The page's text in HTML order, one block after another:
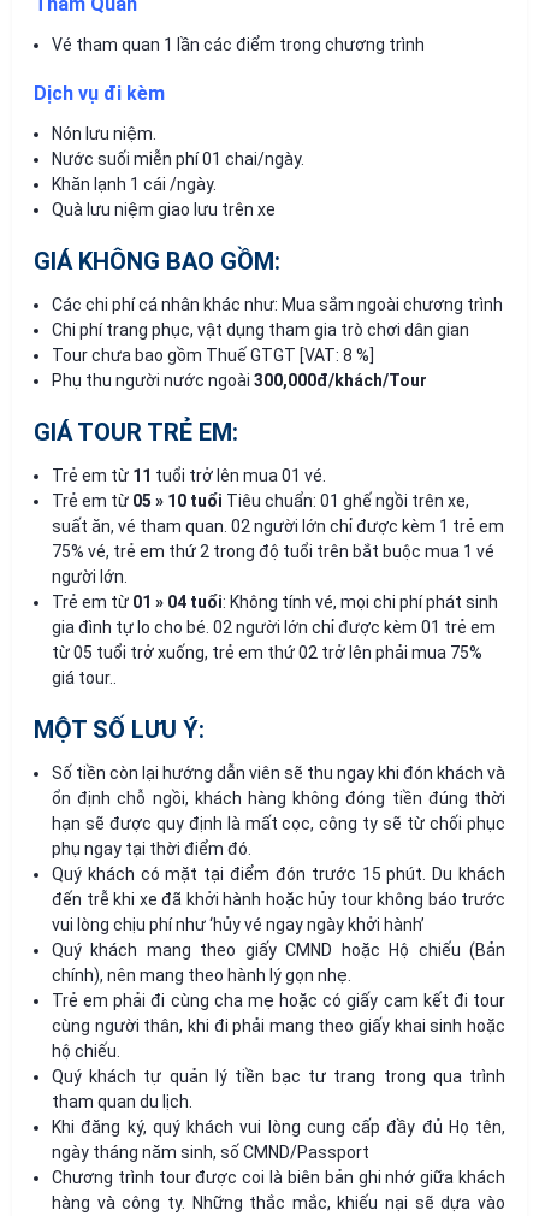
Vé tham quan 1 lần các điểm trong chương trình
Dịch vụ đi kèm
Nón lưu niệm.
Nước suối miễn phí 01 chai/ngày.
Khăn lạnh 1 cái /ngày.
Quà lưu niệm giao lưu trên xe
GIÁ KHÔNG BAO GỒM:
Các chi phí cá nhân khác như: Mua sắm ngoài chương trình
Chi phí trang phục, vật dụng tham gia trò chơi dân gian
Tour chưa bao gồm Thuế GTGT [VAT: 8 %]
Phụ thu người nước ngoài 300,000đ/khách/Tour
GIÁ TOUR TRẺ EM:
Trẻ em từ 11 tuổi trở lên mua 01 vé.
Trẻ em từ 05 » 10 tuổi Tiêu chuẩn: 01 ghế ngồi trên xe,
suất ăn, vé tham quan. 02 người lớn chỉ được kèm 1 trẻ em
75% vé, trẻ em thứ 2 trong độ tuổi trên bắt buộc mua 1 vé
người lớn.
Trẻ em từ 01 » 04 tuổi: Không tính vé, mọi chi phí phát sinh
gia đình tự lo cho bé. 02 người lớn chỉ được kèm 01 trẻ em
từ 05 tuổi trở xuống, trẻ em thứ 02 trở lên phải mua 75%
giá tour..
MỘT SỐ LƯU Ý:
Số tiền còn lại hướng dẫn viên sẽ thu ngay khi đón khách và
ổn định chỗ ngồi, khách hàng không đóng tiền đúng thời
hạn sẽ được quy định là mất cọc, công ty sẽ từ chối phục
phụ ngay tại thời điểm đó.
Quý khách có mặt tại điểm đón trước 15 phút. Du khách
đến trễ khi xe đã khởi hành hoặc hủy tour không báo trước
vui lòng chịu phí như ‘hủy vé ngay ngày khởi hành’
Quý khách mang theo giấy CMND hoặc Hộ chiếu (Bản
chính), nên mang theo hành lý gọn nhẹ.
Trẻ em phải đi cùng cha mẹ hoặc có giấy cam kết đi tour
cùng người thân, khi đi phải mang theo giấy khai sinh hoặc
hộ chiếu.
Quý khách tự quản lý tiền bạc tư trang trong qua trình
tham quan du lịch.
Khi đăng ký, quý khách vui lòng cung cấp đầy đủ Họ tên,
ngày tháng năm sinh, số CMND/Passport
Chương trình tour được coi là biên bản ghi nhớ giữa khách
hàng và công ty. Những thắc mắc, khiếu nại sẽ dựa vào